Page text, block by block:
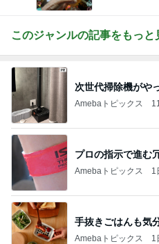
このジャンルの記事をもっと
次世代掃除機がや
Amebaトピックス
プロの指示で進む
Amebaトピックス 1
手抜きごはんも気
Amebaトピックス 1